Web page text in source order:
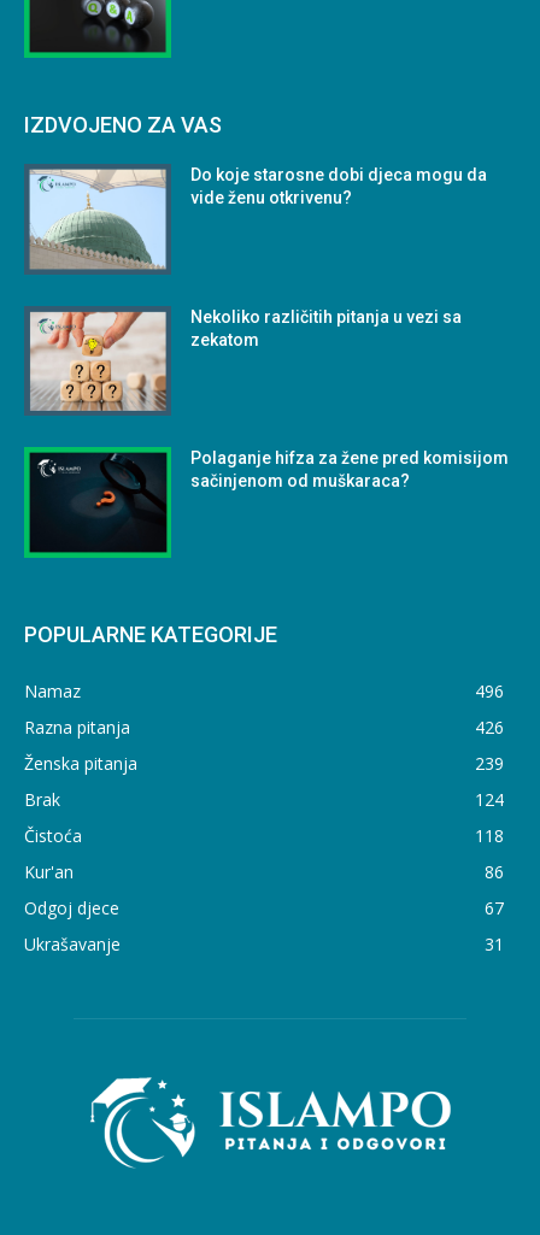
IZDVOJENO ZA VAS
Do koje starosne dobi djeca mogu da
vide ženu otkrivenu?
Nekoliko različitih pitanja u vezi sa
zekatom
Polaganje hifza za žene pred komisijom
sačinjenom od muškaraca?
POPULARNE KATEGORIJE
Namaz
496
Razna pitanja
426
Ženska pitanja
239
Brak
124
Čistoća
118
Kur'an
86
Odgoj djece
67
Ukrašavanje
31